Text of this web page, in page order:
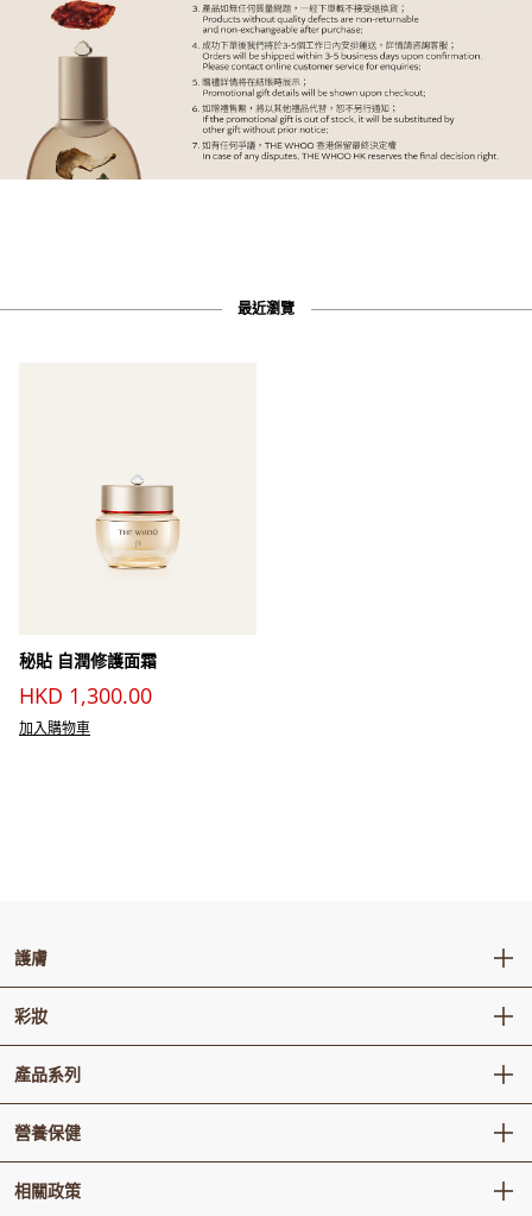
最近瀏覽
秘貼 自潤修護面霜
HKD 1,300.00
加入購物車
護膚
卸妝 / 潔顔
肌底精華
水乳
精華 / 安瓶
面霜
彩妝
面部彩妝
唇部彩妝
產品系列
秘貼
還幼
天率丹
營養保健
Vital Garden 生活精元
相關政策